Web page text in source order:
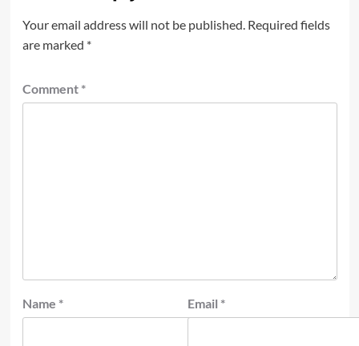
Your email address will not be published. Required fields
are marked *
Comment *
Name * Email *